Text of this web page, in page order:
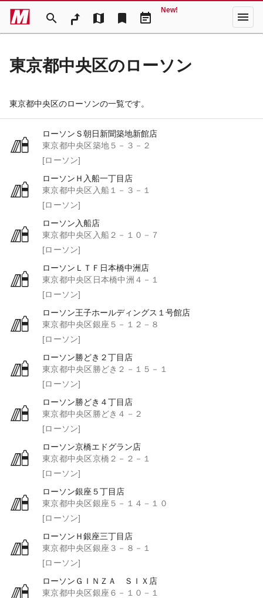
search map bookmark event_note
New! menu
東京都中央区のローソン
東京都中央区のローソンの一覧です。
ローソンＳ朝日新聞築地新館店
東京都中央区築地５－３－２
[ローソン]
ローソンＨ入船一丁目店
東京都中央区入船１－３－１
[ローソン]
ローソン入船店
東京都中央区入船２－１０－７
[ローソン]
ローソンＬＴＦ日本橋中洲店
東京都中央区日本橋中洲４－１
[ローソン]
ローソン王子ホールディングス１号館店
東京都中央区銀座５－１２－８
[ローソン]
ローソン勝どき２丁目店
東京都中央区勝どき２－１５－１
[ローソン]
ローソン勝どき４丁目店
東京都中央区勝どき４－２
[ローソン]
ローソン京橋エドグラン店
東京都中央区京橋２－２－１
[ローソン]
ローソン銀座５丁目店
東京都中央区銀座５－１４－１０
[ローソン]
ローソンＨ銀座三丁目店
東京都中央区銀座３－８－１
[ローソン]
ローソンＧＩＮＺＡ ＳＩＸ店
東京都中央区銀座６－１０－１